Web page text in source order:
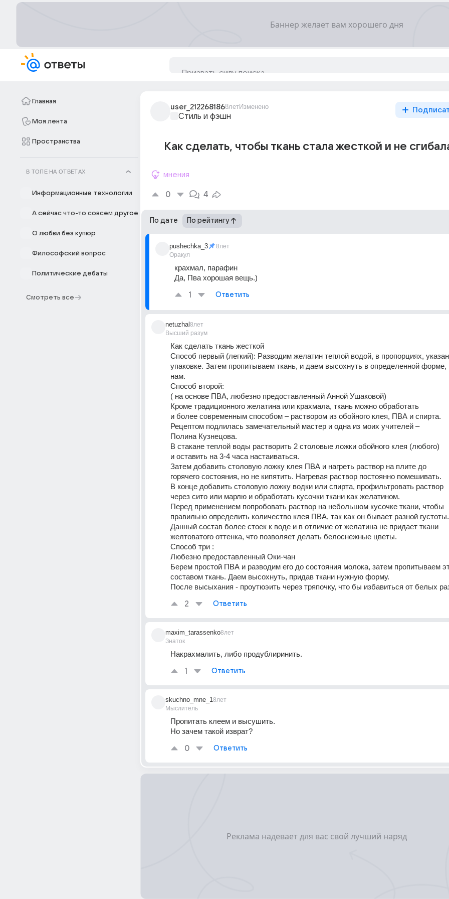
Главная
Моя лента
Пространства
В ТОПЕ НА ОТВЕТАХ
Информационные технологии
А сейчас что-то совсем другое
О любви без купюр
Философский вопрос
Политические дебаты
Смотреть все
user_2122681868летИзменено
Стиль и фэшн
Как сделать, чтобы ткань стала жесткой и не
мнения
0 4
По дате По рейтингу
pushechka_3
Оракул
8лет
крахмал, парафин
Да, Пва хорошая вещь.)
1 Ответить
netuzhal
Высший разум
8лет
Как сделать ткань жесткой
Способ первый (легкий): Разводим желатин теплой водой, в пропорциях,
упаковке. Затем пропитываем ткань, и даем высохнуть в определенной форме,
нам.
Способ второй:
( на основе ПВА, любезно предоставленный Анной Ушаковой)
Кроме традиционного желатина или крахмала, ткань можно обработать
и более современным способом – раствором из обойного клея, ПВА и спирта.
Рецептом подлилась замечательный мастер и одна из моих учителей –
Полина Кузнецова.
В стакане теплой воды растворить 2 столовые ложки обойного клея (любого)
и оставить на 3-4 часа настаиваться.
Затем добавить столовую ложку клея ПВА и нагреть раствор на плите до
горячего состояния, но не кипятить. Нагревая раствор постоянно помешивать.
В конце добавить столовую ложку водки или спирта, профильтровать раствор
через сито или марлю и обработать кусочки ткани как желатином.
Перед применением попробовать раствор на небольшом кусочке ткани, чтобы
правильно определить количество клея ПВА, так как он бывает разной густоты.
Данный состав более стоек к воде и в отличие от желатина не придает ткани
желтоватого оттенка, что позволяет делать белоснежные цветы.
Способ три :
Любезно предоставленный Оки-чан
Берем простой ПВА и разводим его до состояния молока, затем пропитываем
составом ткань. Даем высохнуть, придав ткани нужную форму.
После высыхания - проутюэить через тряпочку, что бы избавиться от белых
2 Ответить
maxim_tarassenko
Знаток
8лет
Накрахмалить, либо продублиринить.
1 Ответить
skuchno_mne_1
Мыслитель
8лет
Пропитать клеем и высушить.
Но зачем такой изврат?
0 Ответить